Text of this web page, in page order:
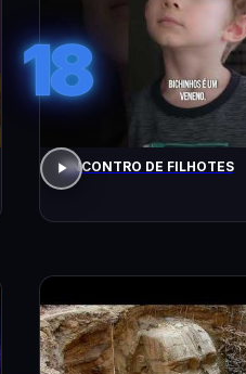
18
ENCONTRO DE FILHOTES